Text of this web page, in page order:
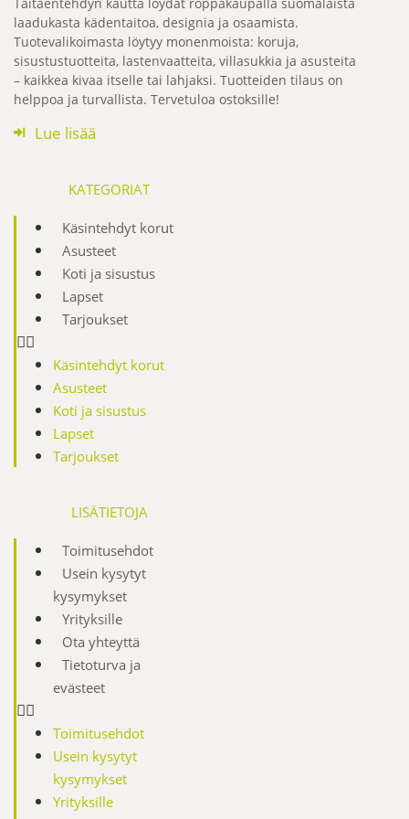
laadukasta kädentaitoa, designia ja osaamista.
Tuotevalikoimasta löytyy monenmoista: koruja,
sisustustuotteita, lastenvaatteita, villasukkia ja asusteita
– kaikkea kivaa itselle tai lahjaksi. Tuotteiden tilaus on
helppoa ja turvallista. Tervetuloa ostoksille!
Lue lisää
KATEGORIAT
Käsintehdyt korut
Asusteet
Koti ja sisustus
Lapset
Tarjoukset
Käsintehdyt korut
Asusteet
Koti ja sisustus
Lapset
Tarjoukset
LISÄTIETOJA
Toimitusehdot
Usein kysytyt
kysymykset
Yrityksille
Ota yhteyttä
Tietoturva ja
evästeet
Toimitusehdot
Usein kysytyt
kysymykset
Yrityksille